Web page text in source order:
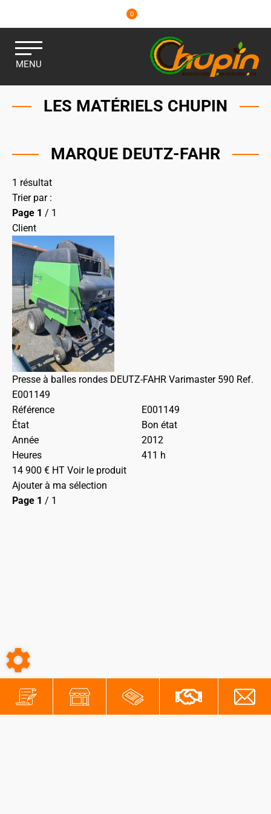
0
MENU
LES MATÉRIELS CHUPIN
MARQUE DEUTZ-FAHR
1 résultat
Trier par :
Page 1 / 1
Client
Presse à balles rondes DEUTZ-FAHR Varimaster 590 Ref.
E001149
Référence
E001149
État
Bon état
Année
2012
Heures
411 h
14 900 € HT Voir le produit
Ajouter à ma sélection
Page 1 / 1